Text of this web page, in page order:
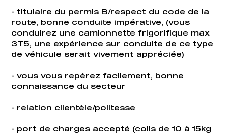
- titulaire du permis B/respect du code de la
route, bonne conduite impérative, (vous
conduirez une camionnette frigorifique max
3T5, une expérience sur conduite de ce type
de véhicule serait vivement appréciée)
- vous vous repérez facilement, bonne
connaissance du secteur
- relation clientèle/politesse
- port de charges accepté (colis de 10 à 15kg